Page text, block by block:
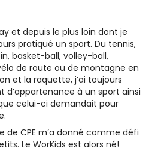
et depuis le plus loin dont je
pratiqué un sport. Du tennis,
basket-ball, volley-ball,
de route ou de montagne en
et la raquette, j’ai toujours
d’appartenance à un sport ainsi
celui-ci demandait pour
de CPE m’a donné comme défi
Le WorKids est alors né!